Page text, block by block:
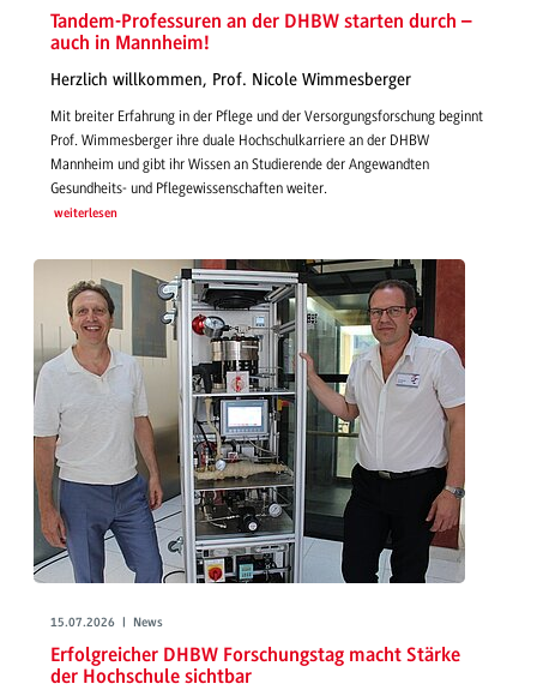
Tandem-Professuren an der DHBW starten durch –
auch in Mannheim!
Herzlich willkommen, Prof. Nicole Wimmesberger
Mit breiter Erfahrung in der Pflege und der Versorgungsforschung beginnt
Prof. Wimmesberger ihre duale Hochschulkarriere an der DHBW
Mannheim und gibt ihr Wissen an Studierende der Angewandten
Gesundheits- und Pflegewissenschaften weiter.
weiterlesen
15.07.2026 | News
Erfolgreicher DHBW Forschungstag macht Stärke
der Hochschule sichtbar